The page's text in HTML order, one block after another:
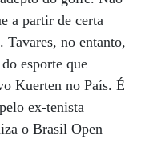
a partir de certa
no entanto,
esporte que
Kuerten no País. É
ex-tenista
o Brasil Open